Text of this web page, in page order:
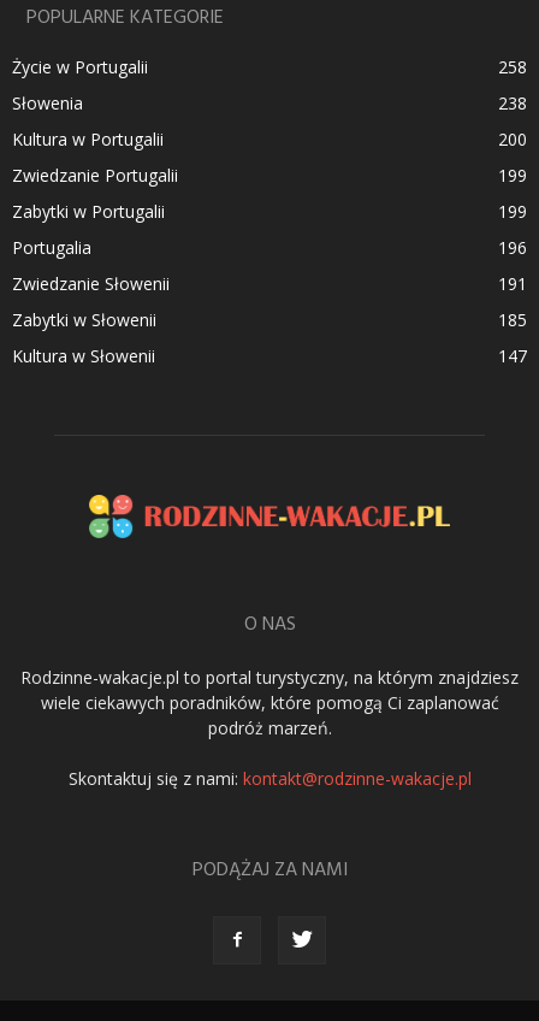
POPULARNE KATEGORIE
Życie w Portugalii
258
Słowenia
238
Kultura w Portugalii
200
Zwiedzanie Portugalii
199
Zabytki w Portugalii
199
Portugalia
196
Zwiedzanie Słowenii
191
Zabytki w Słowenii
185
Kultura w Słowenii
147
O NAS
Rodzinne-wakacje.pl to portal turystyczny, na którym znajdziesz
wiele ciekawych poradników, które pomogą Ci zaplanować
podróż marzeń.
Skontaktuj się z nami: kontakt@rodzinne-wakacje.pl
PODĄŻAJ ZA NAMI